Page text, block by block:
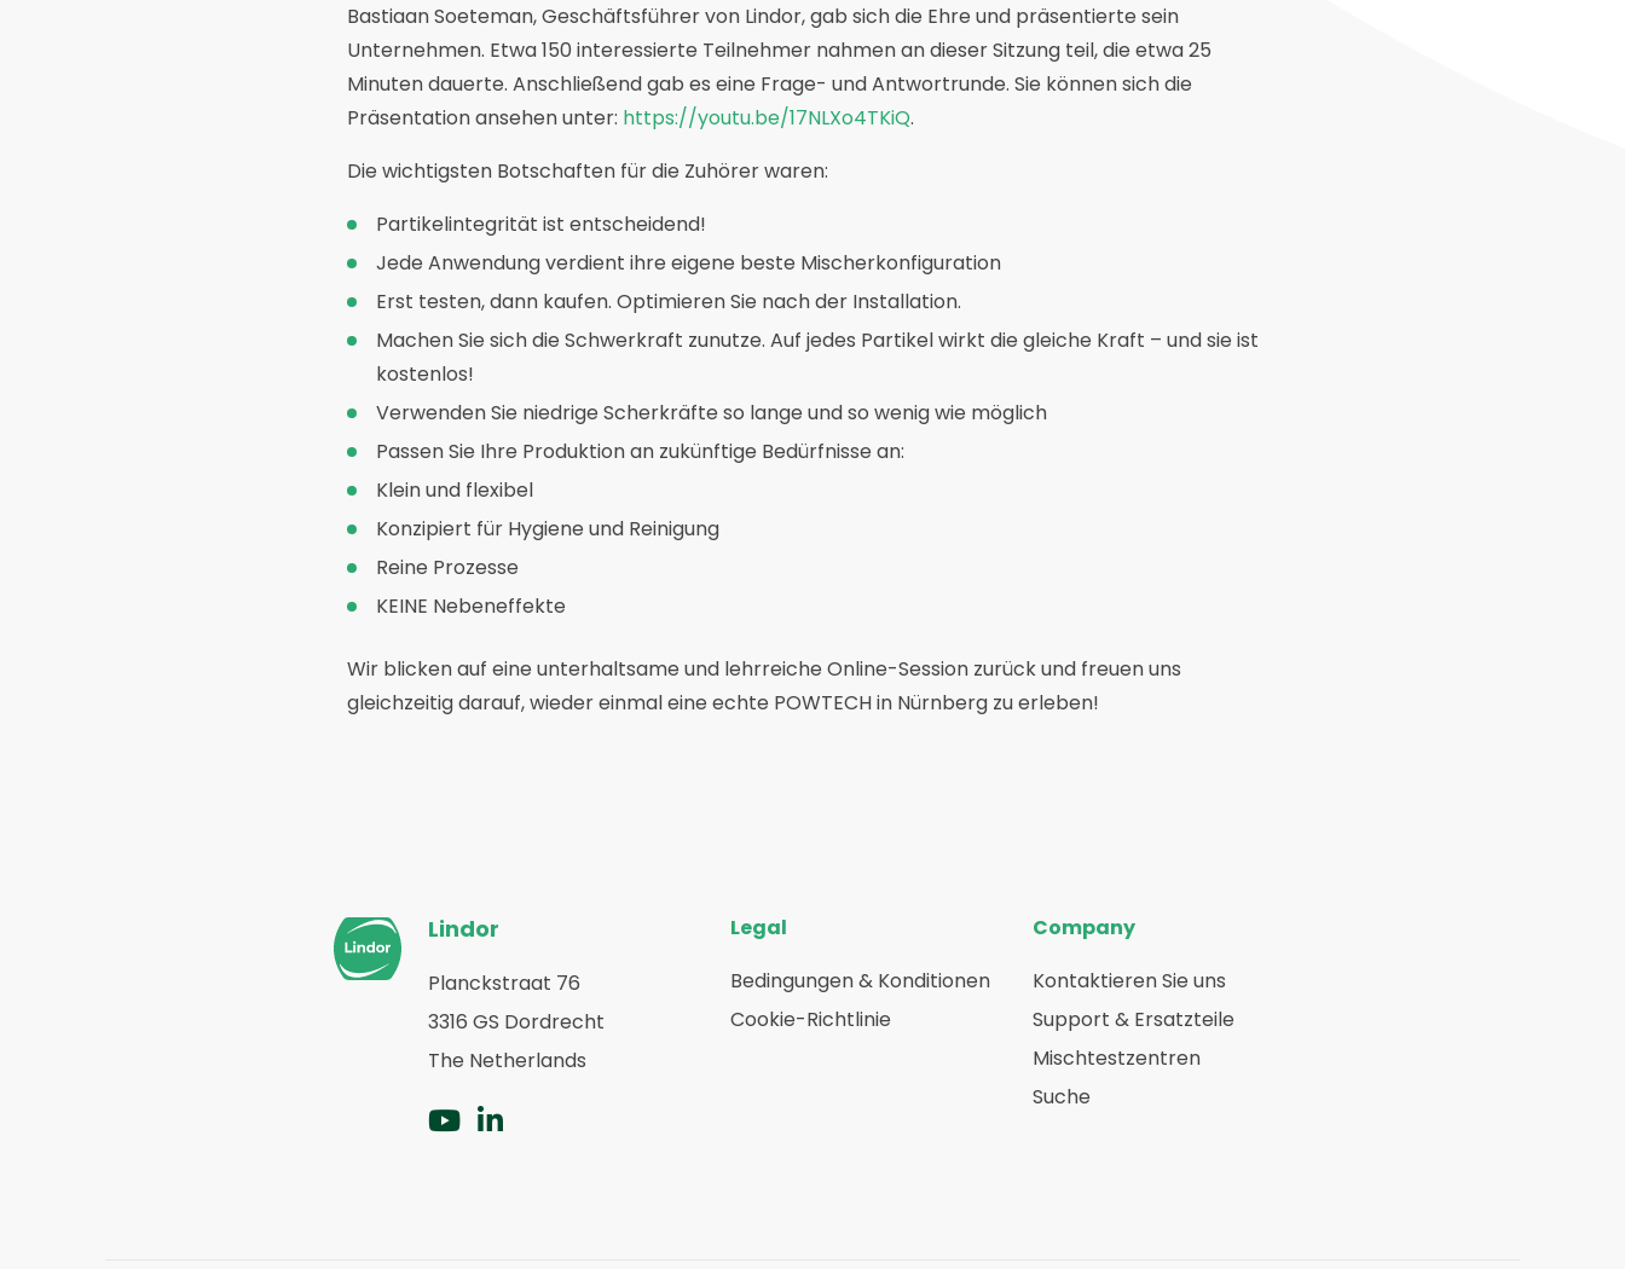
Bastiaan Soeteman, Geschäftsführer von Lindor, gab sich die Ehre und präsentierte sein
Unternehmen. Etwa 150 interessierte Teilnehmer nahmen an dieser Sitzung teil, die etwa 25
Minuten dauerte. Anschließend gab es eine Frage- und Antwortrunde. Sie können sich die
Präsentation ansehen unter: https://youtu.be/17NLXo4TKiQ.
Die wichtigsten Botschaften für die Zuhörer waren:
Partikelintegrität ist entscheidend!
Jede Anwendung verdient ihre eigene beste Mischerkonfiguration
Erst testen, dann kaufen. Optimieren Sie nach der Installation.
Machen Sie sich die Schwerkraft zunutze. Auf jedes Partikel wirkt die gleiche Kraft – und sie ist
kostenlos!
Verwenden Sie niedrige Scherkräfte so lange und so wenig wie möglich
Passen Sie Ihre Produktion an zukünftige Bedürfnisse an:
Klein und flexibel
Konzipiert für Hygiene und Reinigung
Reine Prozesse
KEINE Nebeneffekte
Wir blicken auf eine unterhaltsame und lehrreiche Online-Session zurück und freuen uns
gleichzeitig darauf, wieder einmal eine echte POWTECH in Nürnberg zu erleben!
Zurück
zur
Startseite
Lindor
Planckstraat 76
3316 GS Dordrecht
The Netherlands
ZuZu
Legal
Bedingungen & Konditionen
Cookie-Richtlinie
Company
Kontaktieren Sie uns
Support & Ersatzteile
Mischtestzentren
Suche